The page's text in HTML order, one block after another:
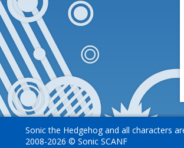
Sonic the Hedgehog and all characters
2008-2026 © Sonic SCANF